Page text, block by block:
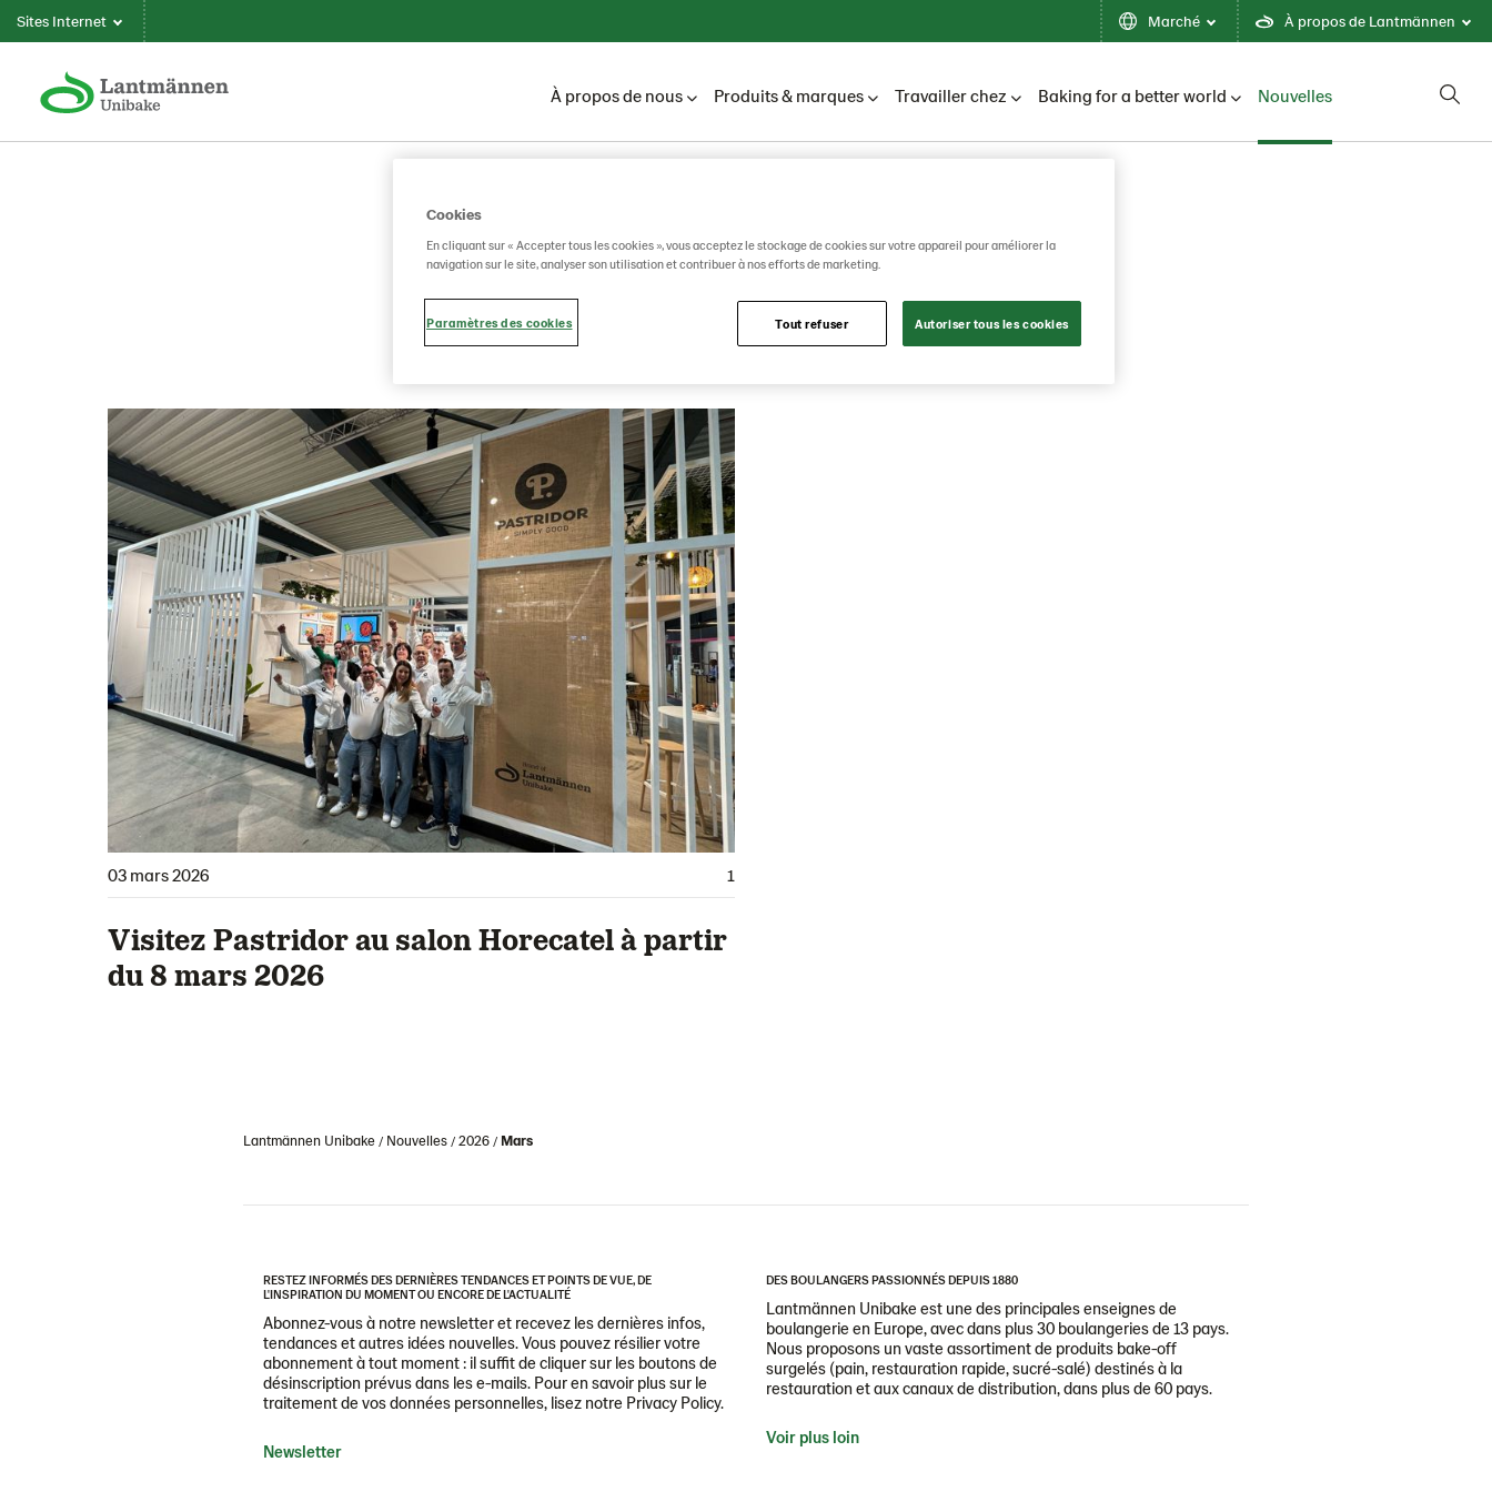
Sites Internet Marché À propos de Lantmännen
À propos de nous Produits & marques Travailler chez Baking for a better world Nouvelles
Lantmännen Unibake Nouvelles 2026 Mars
Mars
03 mars 2026 1
Visitez Pastridor au salon Horecatel à partir
du 8 mars 2026
Lantmännen Unibake Nouvelles 2026 Mars
RESTEZ INFORMÉS DES DERNIÈRES TENDANCES ET POINTS DE VUE, DE
L'INSPIRATION DU MOMENT OU ENCORE DE L'ACTUALITÉ
Abonnez-vous à notre newsletter et recevez les dernières infos,
tendances et autres idées nouvelles. Vous pouvez résilier votre
abonnement à tout moment : il suffit de cliquer sur les boutons de
désinscription prévus dans les e-mails. Pour en savoir plus sur le
traitement de vos données personnelles, lisez notre Privacy Policy.
Newsletter
DES BOULANGERS PASSIONNÉS DEPUIS 1880
Lantmännen Unibake est une des principales enseignes de
boulangerie en Europe, avec dans plus 30 boulangeries de 13 pays.
Nous proposons un vaste assortiment de produits bake-off
surgelés (pain, restauration rapide, sucré-salé) destinés à la
restauration et aux canaux de distribution, dans plus de 60 pays.
Voir plus loin
Cookies
En cliquant sur « Accepter tous les cookies », vous acceptez le stockage de cookies sur votre appareil pour améliorer la
navigation sur le site, analyser son utilisation et contribuer à nos efforts de marketing.
Paramètres des cookies Tout refuser Autoriser tous les cookies